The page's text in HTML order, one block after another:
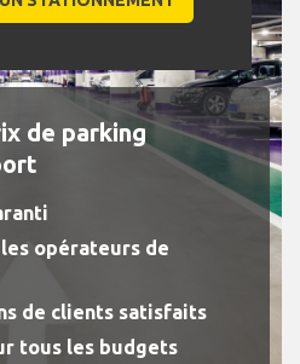
de parking
opérateurs de
de clients satisfaits
tous les budgets